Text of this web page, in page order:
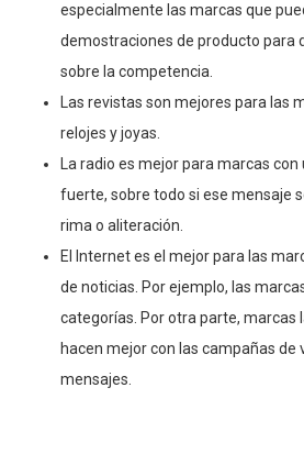
especialmente las marcas que
demostraciones de producto para
sobre la competencia.
Las revistas son mejores para las
relojes y joyas.
La radio es mejor para marcas
fuerte, sobre todo si ese mensaje
rima o aliteración.
El Internet es el mejor para las
de noticias. Por ejemplo, las
categorías. Por otra parte, marcas
hacen mejor con las campañas de
mensajes.